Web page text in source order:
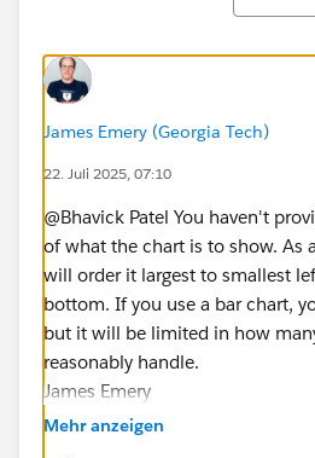
James Emery (Georgia Tech)
22. Juli 2025, 07:10
@Bhavick Patel​ You haven't
of what the chart is to show. As
will order it largest to smallest
bottom. If you use a bar chart,
but it will be limited in how
reasonably handle.
James Emery
Tableau Forums Ambassador
Mehr anzeigen